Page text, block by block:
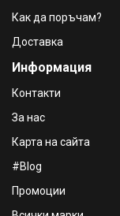
Как да поръчам?
Доставка
Информация
Контакти
За нас
Карта на сайта
#Blog
Промоции